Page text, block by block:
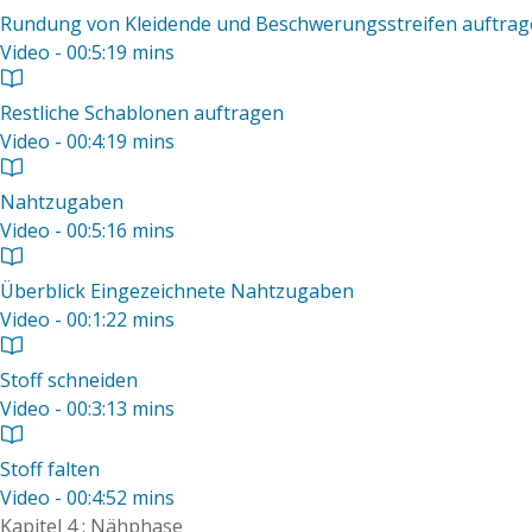
Rundung von Kleidende und Beschwerungsstreifen
Video - 00:5:19 mins
Restliche Schablonen auftragen
Video - 00:4:19 mins
Nahtzugaben
Video - 00:5:16 mins
Überblick Eingezeichnete Nahtzugaben
Video - 00:1:22 mins
Stoff schneiden
Video - 00:3:13 mins
Stoff falten
Video - 00:4:52 mins
Kapitel 4 : Nähphase